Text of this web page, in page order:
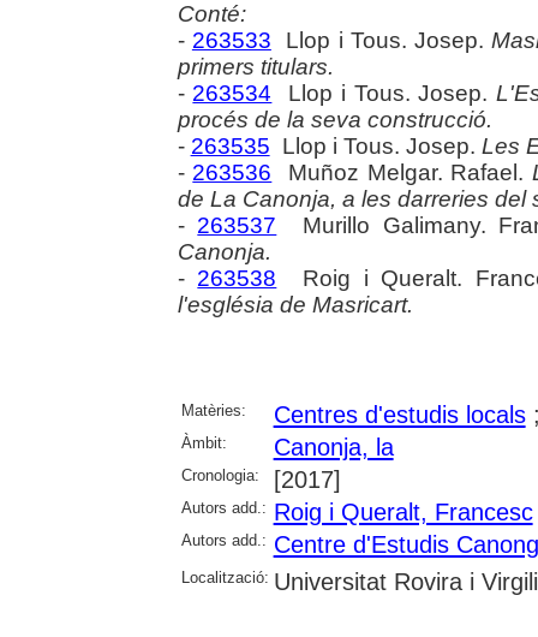
Conté:
- 263533 Llop i Tous. Josep.
primers titulars.
- 263534 Llop i Tous. Josep.
procés de la seva construcció.
- 263535 Llop i Tous. Josep. Les
- 263536 Muñoz Melgar. Rafael.
de La Canonja, a les darreries del
- 263537 Murillo Galimany.
Canonja.
- 263538 Roig i Queralt.
l'església de Masricart.
Matèries: Centres d'estudis locals
Àmbit: Canonja, la
Cronologia: [2017]
Autors add.: Roig i Queralt, Francesc
Autors add.: Centre d'Estudis
Localització: Universitat Rovira i